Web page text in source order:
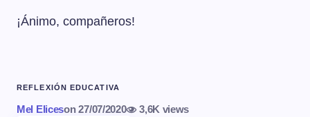
¡Ánimo, compañeros!
REFLEXIÓN EDUCATIVA
Mel Eliceson 27/07/2020 3,6K views